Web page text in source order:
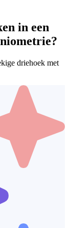
in een
driehoek met